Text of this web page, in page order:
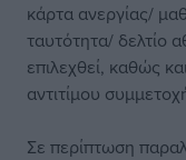
κάρτα ανεργίας/
ταυτότητα/ δελτίο
επιλεχθεί, καθώς
αντιτίμου
Σε περίπτωση